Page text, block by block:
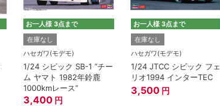
お一人様 3点まで
在庫なし
ハセガワ(モデモ)
1/24 シビック SB-1 “チー
ム ヤマト 1982年鈴鹿
1000kmレース”
3,400 円
お一人様 3点まで
在庫なし
ハセガワ(モデモ)
1/24 JTCC シビック フェ
リオ1994 インターTEC
3,500 円